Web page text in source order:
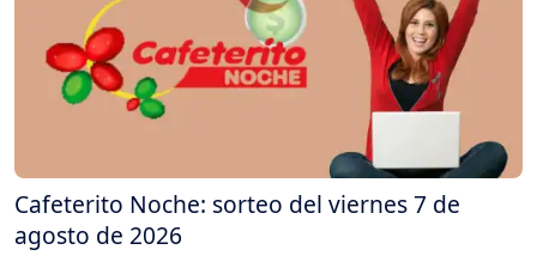
Cafeterito Noche: sorteo del viernes 7 de
agosto de 2026